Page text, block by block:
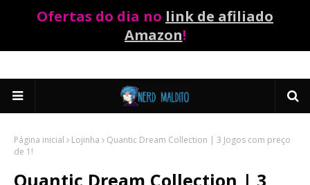
Ofertas do dia no link de afiliado
Amazon!
Página inicial Lojinha
Quantic Dream Collection | 3 Jogos com preço
de 1!
Quantic Dream Collection | 3